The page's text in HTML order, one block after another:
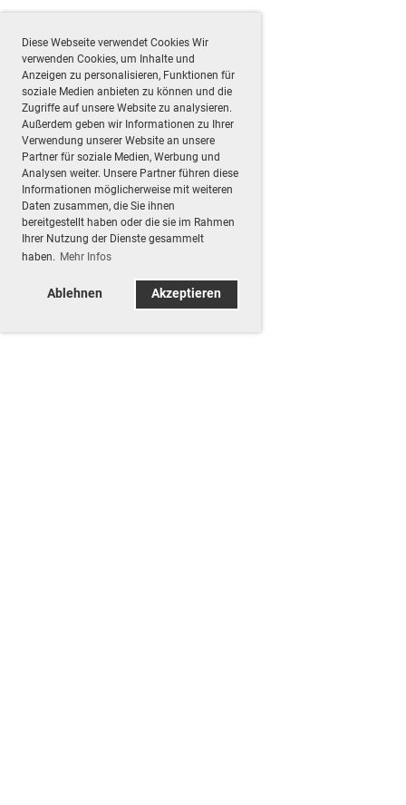
Diese Webseite verwendet Cookies Wir
verwenden Cookies, um Inhalte und
Anzeigen zu personalisieren, Funktionen für
soziale Medien anbieten zu können und die
Zugriffe auf unsere Website zu analysieren.
Außerdem geben wir Informationen zu Ihrer
Verwendung unserer Website an unsere
Partner für soziale Medien, Werbung und
Analysen weiter. Unsere Partner führen diese
Informationen möglicherweise mit weiteren
Daten zusammen, die Sie ihnen
bereitgestellt haben oder die sie im Rahmen
Ihrer Nutzung der Dienste gesammelt
haben. Mehr Infos
Ablehnen Akzeptieren